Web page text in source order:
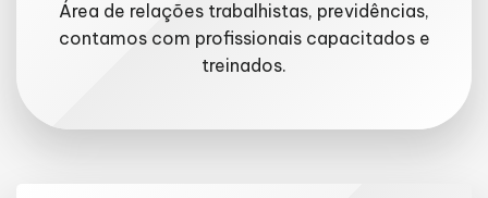
Área de relações trabalhistas, previdências,
contamos com profissionais capacitados e
treinados.